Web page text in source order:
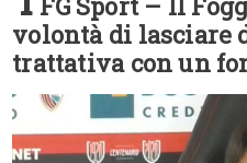
volontà di lasciare
trattativa con un